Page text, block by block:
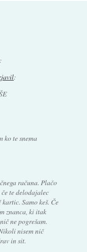
:
ko te snema
računa. Plačo
te delodajalec
Samo keš. Če
znanca, ki itak
ne pogrešam.
nisem nič
in sit.